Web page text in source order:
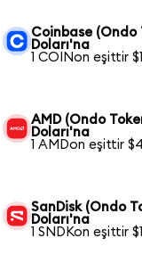
Coinbase
Doları'na
1 COINon eşittir
AMD (Ondo
Doları'na
1 AMDon eşittir
SanDisk (Ondo
Doları'na
1 SNDKon eşittir